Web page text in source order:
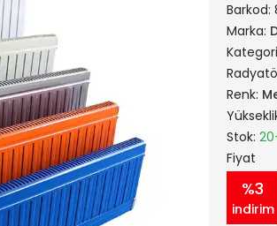
Barkod:
Marka:
Renk:
Stok:
Fiyat
%3
indirim